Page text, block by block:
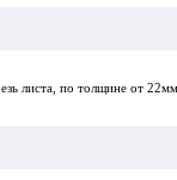
листа, по толщине от